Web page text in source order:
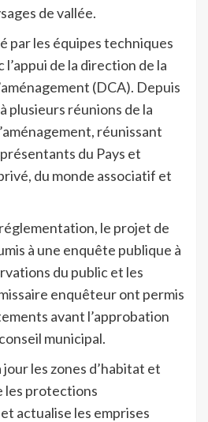
de vallée.
par les équipes techniques
l’appui de la direction de la
(DCA). Depuis
plusieurs réunions de la
réunissant
du Pays et
du monde associatif et
le projet de
à une enquête publique à
du public et les
enquêteur ont permis
avant l’approbation
municipal.
les zones d’habitat et
les protections
actualise les emprises